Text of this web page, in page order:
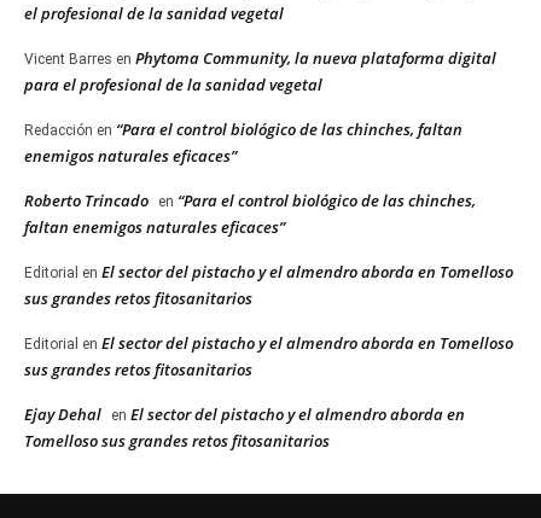
el profesional de la sanidad vegetal
Vicent Barres en Phytoma Community, la nueva plataforma digital
para el profesional de la sanidad vegetal
Redacción en “Para el control biológico de las chinches, faltan
enemigos naturales eficaces”
Roberto Trincado en “Para el control biológico de las chinches,
faltan enemigos naturales eficaces”
Editorial en El sector del pistacho y el almendro aborda en Tomelloso
sus grandes retos fitosanitarios
Editorial en El sector del pistacho y el almendro aborda en Tomelloso
sus grandes retos fitosanitarios
Ejay Dehal en El sector del pistacho y el almendro aborda en
Tomelloso sus grandes retos fitosanitarios